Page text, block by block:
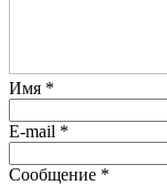
Имя *
E-mail *
Сообщение *